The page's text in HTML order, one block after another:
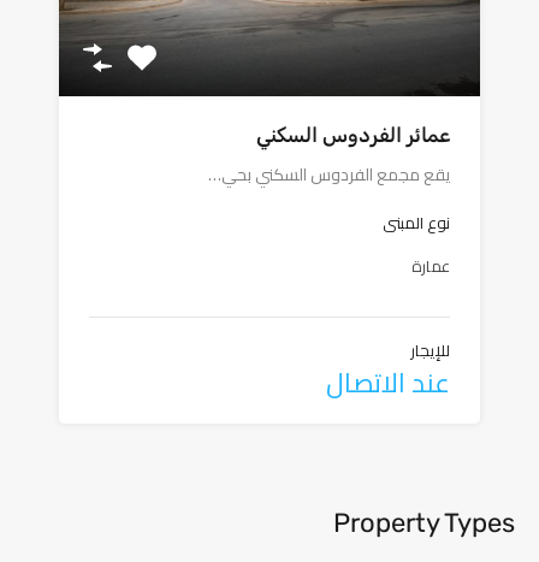
عمائر الفردوس السكني
يقع مجمع الفردوس السكني بحي…
نوع المبنى
عمارة
للإيجار
عند الاتصال
Property Types